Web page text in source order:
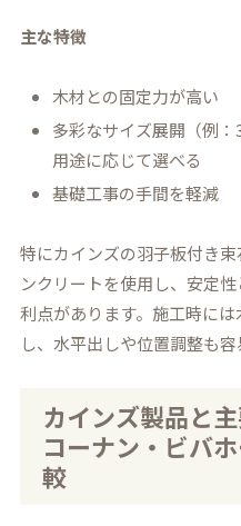
主な特徴
木材との固定力が高い
多彩なサイズ展開（例
用途に応じて選べる
基礎工事の手間を軽減
特にカインズの羽子板付き
ンクリートを使用し、安定
利点があります。施工時に
し、水平出しや位置調整も容
カインズ製品と
コーナン・ビバ
較